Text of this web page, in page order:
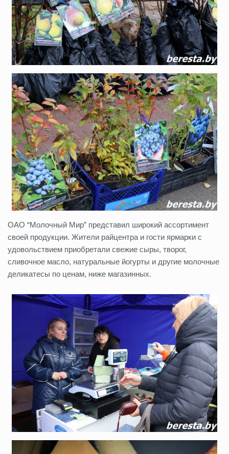
ОАО “Молочный Мир” представил широкий ассортимент
своей продукции. Жители райцентра и гости ярмарки с
удовольствием приобретали свежие сыры, творог,
сливочное масло, натуральные йогурты и другие молочные
деликатесы по ценам, ниже магазинных.